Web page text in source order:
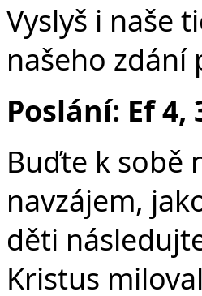
Vyslyš i naše
našeho
Poslání: Ef 4,
Buďte k sobě
navzájem,
děti
Kristus